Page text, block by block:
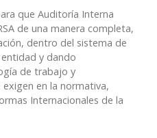
que Auditoría Interna
de una manera completa,
dentro del sistema de
y dando
de trabajo y
en la normativa,
Internacionales de la